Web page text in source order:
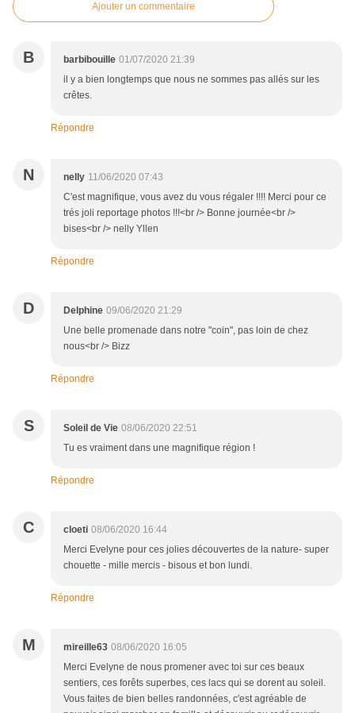
Ajouter un commentaire
B barbibouille 01/07/2020 21:39
il y a bien longtemps que nous ne sommes pas allés sur les
crêtes.
Répondre
N nelly 11/06/2020 07:43
C'est magnifique, vous avez du vous régaler !!!! Merci pour ce
trés joli reportage photos !!!<br /> Bonne journée<br />
bises<br /> nelly Yllen
Répondre
D Delphine 09/06/2020 21:29
Une belle promenade dans notre "coin", pas loin de chez
nous<br /> Bizz
Répondre
S Soleil de Vie 08/06/2020 22:51
Tu es vraiment dans une magnifique région !
Répondre
C cloeti 08/06/2020 16:44
Merci Evelyne pour ces jolies découvertes de la nature- super
chouette - mille mercis - bisous et bon lundi.
Répondre
M mireille63 08/06/2020 16:05
Merci Evelyne de nous promener avec toi sur ces beaux
sentiers, ces forêts superbes, ces lacs qui se dorent au soleil.
Vous faites de bien belles randonnées, c'est agréable de